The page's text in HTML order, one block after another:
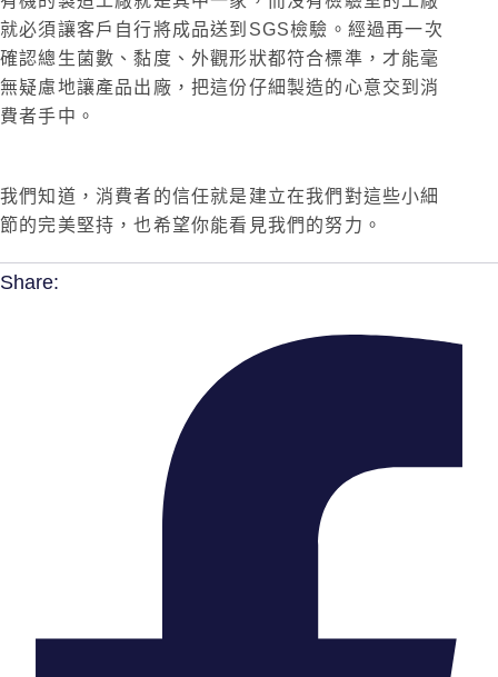
就必須讓客戶自行將成品送到SGS檢驗。經過再一次
確認總生菌數、黏度、外觀形狀都符合標準，才能毫
無疑慮地讓產品出廠，把這份仔細製造的心意交到消
費者手中。
我們知道，消費者的信任就是建立在我們對這些小細
節的完美堅持，也希望你能看見我們的努力。
Share: